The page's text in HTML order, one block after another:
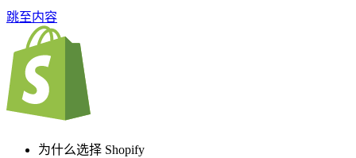
跳至内容
为什么选择 Shopify